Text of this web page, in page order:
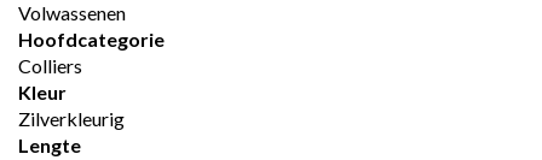
Volwassenen
Hoofdcategorie
Colliers
Kleur
Zilverkleurig
Lengte